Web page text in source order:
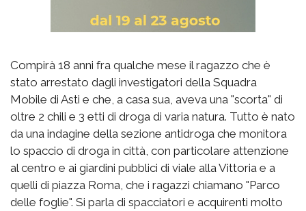
Compirà 18 anni fra qualche mese il ragazzo che è
stato arrestato dagli investigatori della Squadra
Mobile di Asti e che, a casa sua, aveva una "scorta" di
oltre 2 chili e 3 etti di droga di varia natura. Tutto è nato
da una indagine della sezione antidroga che monitora
lo spaccio di droga in città, con particolare attenzione
al centro e ai giardini pubblici di viale alla Vittoria e a
quelli di piazza Roma, che i ragazzi chiamano "Parco
delle foglie". Si parla di spacciatori e acquirenti molto